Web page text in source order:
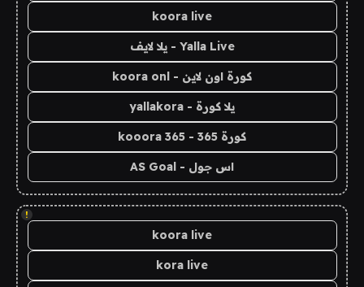
koora live
Yalla Live - يلا لايف
كورة اون لاين - koora onl
يلا كورة - yallakora
كورة 365 - kooora 365
اس جول - AS Goal
!
koora live
kora live